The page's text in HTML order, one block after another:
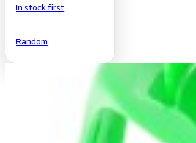
In stock first
Random